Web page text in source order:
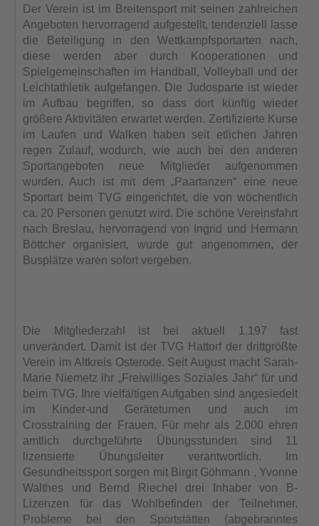
Der Verein ist im Breitensport mit seinen zahlreichen
Angeboten hervorragend aufgestellt, tendenziell lasse
die Beteiligung in den Wettkampfsportarten nach,
diese werden aber durch Kooperationen und
Spielgemeinschaften im Handball, Volleyball und der
Leichtathletik aufgefangen. Die Judosparte ist wieder
im Aufbau begriffen, so dass dort künftig wieder
größere Aktivitäten erwartet werden. Zertifizierte Kurse
im Laufen und Walken haben seit etlichen Jahren
regen Zulauf, wodurch, wie auch bei den anderen
Sportangeboten neue Mitglieder aufgenommen
wurden. Auch ist mit dem „Paartanzen“ eine neue
Sportart beim TVG eingerichtet, die von wöchentlich
ca. 20 Personen genutzt wird. Die schöne Vereinsfahrt
nach Breslau, hervorragend von Ingrid und Hermann
Böttcher organisiert, wurde gut angenommen, der
Busplätze waren sofort vergeben.
Die Mitgliederzahl ist bei aktuell 1.197 fast
unverändert. Damit ist der TVG Hattorf der drittgrößte
Verein im Altkreis Osterode. Seit August macht Sarah-
Marie Niemetz ihr „Freiwilliges Soziales Jahr“ für und
beim TVG. Ihre vielfältigen Aufgaben sind angesiedelt
im Kinder-und Geräteturnen und auch im
Crosstraining der Frauen. Für mehr als 2.000 ehren
amtlich durchgeführte Übungsstunden sind 11
lizensierte Übungsleiter verantwortlich. Im
Gesundheitssport sorgen mit Birgit Göhmann , Yvonne
Walthes und Bernd Riechel drei Inhaber von B-
Lizenzen für das Wohlbefinden der Teilnehmer.
Probleme bei den Sportstätten (abgebranntes